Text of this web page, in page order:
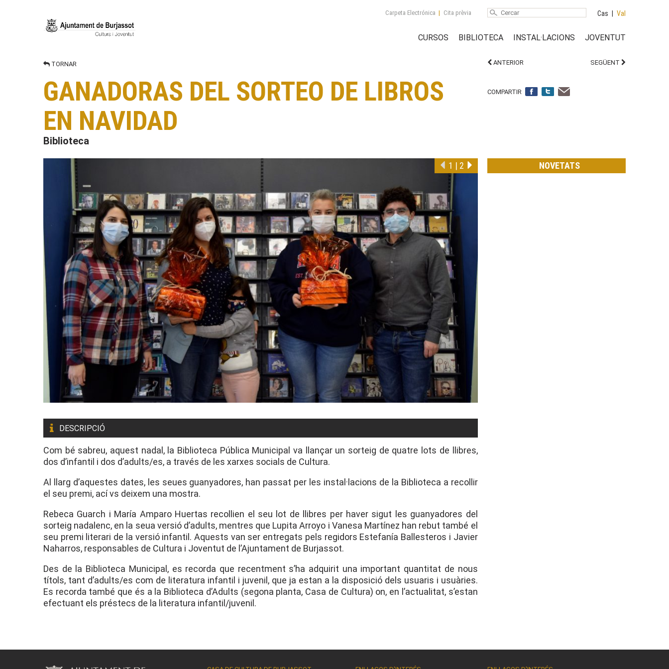
Carpeta Electrónica | Cita prèvia Cas Val
CURSOS BIBLIOTECA INSTAL·LACIONS JOVENTUT
TORNAR ANTERIOR SEGÜENT
GANADORAS DEL SORTEO DE LIBROS
EN NAVIDAD
Biblioteca
COMPARTIR
1 | 2
DESCRIPCIÓ
Com bé sabreu, aquest nadal, la Biblioteca Pública Municipal va llançar un sorteig de quatre lots de llibres,
dos d’infantil i dos d’adults/es, a través de les xarxes socials de Cultura.
Al llarg d’aquestes dates, les seues guanyadores, han passat per les instal·lacions de la Biblioteca a recollir
el seu premi, ací vs deixem una mostra.
Rebeca Guarch i María Amparo Huertas recollien el seu lot de llibres per haver sigut les guanyadores del
sorteig nadalenc, en la seua versió d’adults, mentres que Lupita Arroyo i Vanesa Martínez han rebut també el
seu premi literari de la versió infantil. Aquests van ser entregats pels regidors Estefanía Ballesteros i Javier
Naharros, responsables de Cultura i Joventut de l’Ajuntament de Burjassot.
Des de la Biblioteca Municipal, es recorda que recentment s’ha adquirit una important quantitat de nous
títols, tant d’adults/es com de literatura infantil i juvenil, que ja estan a la disposició dels usuaris i usuàries.
Es recorda també que és a la Biblioteca d’Adults (segona planta, Casa de Cultura) on, en l’actualitat, s’estan
efectuant els préstecs de la literatura infantil/juvenil.
NOVETATS